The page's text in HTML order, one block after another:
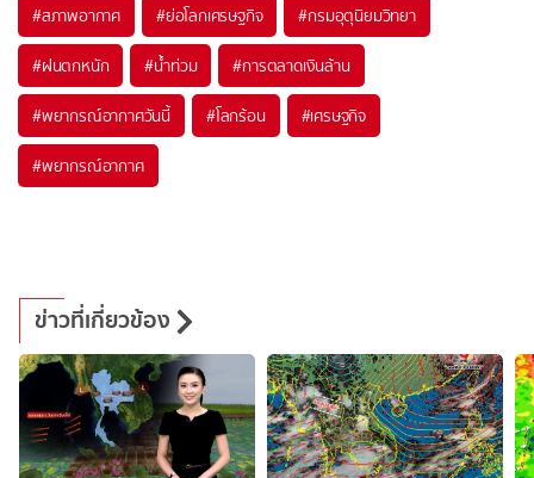
#สภาพอากาศ #ย่อโลกเศรษฐกิจ #กรมอุตุนิยมวิทยา
#ฝนตกหนัก #น้ำท่วม #การตลาดเงินล้าน
#พยากรณ์อากาศวันนี้ #โลกร้อน #เศรษฐกิจ
#พยากรณ์อากาศ
ข่าวที่เกี่ยวข้อง